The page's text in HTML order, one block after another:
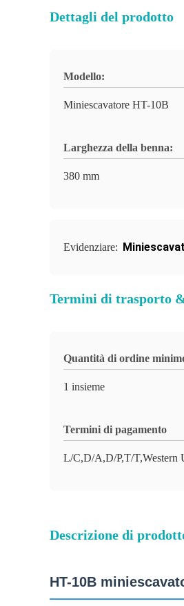
Dettagli del prodotto
Modello:
Miniescavatore HT-10B
Larghezza della benna:
380 mm
Evidenziare:
Termini di trasporto
Quantità di ordine
1 insieme
Termini di pagamento
L/C,D/A,D/P,T/T,Western
Descrizione di
HT-10B